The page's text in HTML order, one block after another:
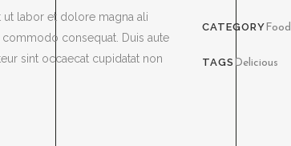
labor et dolore magna ali
consequat. Duis aute
sint occaecat cupidatat non
CATEGORYFood
TAGS Delicious